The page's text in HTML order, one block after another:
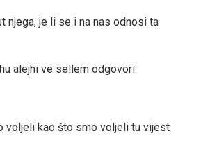
njega, je li se i na nas odnosi ta
alejhi ve sellem odgovori:
voljeli kao što smo voljeli tu vijest